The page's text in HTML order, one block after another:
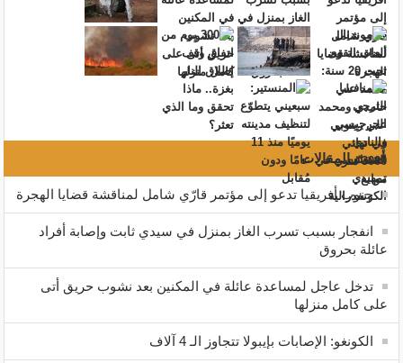
أحدث المقالات
جنوب أفريقيا تدعو إلى مؤتمر قارّي شامل لمناقشة قضايا الهجرة
انفجار بسبب تسرب الغاز بمنزل في سيدي ثابت وإصابة أفراد
عائلة بحروق
تدخل عاجل لمساعدة عائلة في المكنين بعد نشوب حريق أتى
على كامل منزلها
الكونغو: الإصابات بإيبولا تتجاوز الـ 4 آلاف